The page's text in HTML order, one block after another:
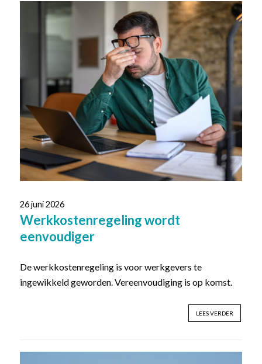
26 juni 2026
Werkkostenregeling wordt
eenvoudiger
De werkkostenregeling is voor werkgevers te
ingewikkeld geworden. Vereenvoudiging is op komst.
LEES VERDER